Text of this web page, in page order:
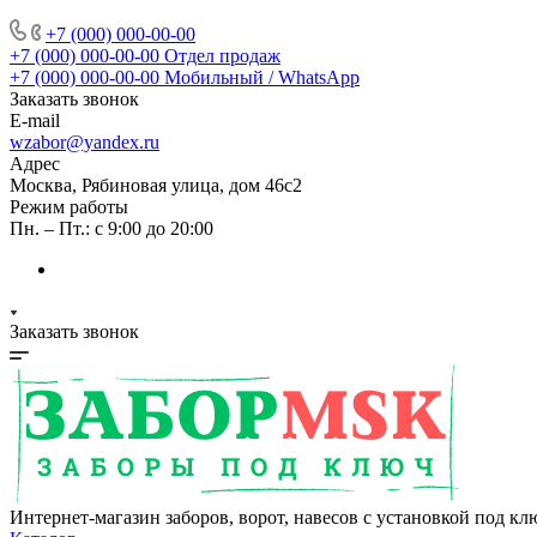
+7 (000) 000-00-00
+7 (000) 000-00-00 Отдел продаж
+7 (000) 000-00-00 Мобильный / WhatsApp
Заказать звонок
E-mail
wzabor@yandex.ru
Адрес
Москва, Рябиновая улица, дом 46с2
Режим работы
Пн. – Пт.: с 9:00 до 20:00
Заказать звонок
Интернет-магазин заборов, ворот, навесов с установкой под